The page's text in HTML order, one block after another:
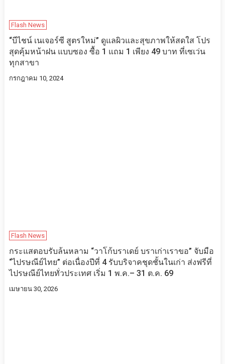
Flash News
“บีไชน์ เนเจอร์ซี สูตรใหม่” ดูแลผิวและสุขภาพให้สดใส โปร
สุดคุ้มหน้าฝน แบบซอง ซื้อ 1 แถม 1 เพียง 49 บาท ที่เซเว่น
ทุกสาขา
กรกฎาคม 10, 2024
Flash News
กระแสตอบรับล้นหลาม “วาโก้บราเดย์ บราเก่าเราขอ” จับมือ
“ไปรษณีย์ไทย” ต่อเนื่องปีที่ 4 รับบริจาคชุดชั้นในเก่า ส่งฟรีที่
ไปรษณีย์ไทยทั่วประเทศ เริ่ม 1 พ.ค.– 31 ต.ค. 69
เมษายน 30, 2026